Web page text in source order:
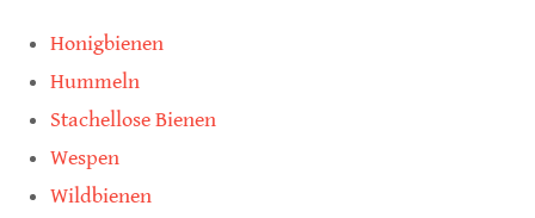
Honigbienen
Hummeln
Stachellose Bienen
Wespen
Wildbienen